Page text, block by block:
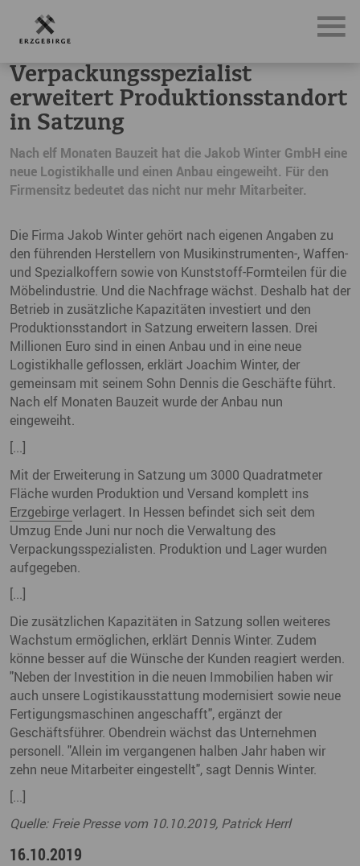
News, Neuigkeiten & Nachrichten aus dem Erzgebirge
Verpackungsspezialist
erweitert Produktionsstandort
in Satzung
Nach elf Monaten Bauzeit hat die Jakob Winter GmbH eine
neue Logistikhalle und einen Anbau eingeweiht. Für den
Firmensitz bedeutet das nicht nur mehr Mitarbeiter.
Die Firma Jakob Winter gehört nach eigenen Angaben zu
den führenden Herstellern von Musikinstrumenten-, Waffen-
und Spezialkoffern sowie von Kunststoff-Formteilen für die
Möbelindustrie. Und die Nachfrage wächst. Deshalb hat der
Betrieb in zusätzliche Kapazitäten investiert und den
Produktionsstandort in Satzung erweitern lassen. Drei
Millionen Euro sind in einen Anbau und in eine neue
Logistikhalle geflossen, erklärt Joachim Winter, der
gemeinsam mit seinem Sohn Dennis die Geschäfte führt.
Nach elf Monaten Bauzeit wurde der Anbau nun
eingeweiht.
[...]
Mit der Erweiterung in Satzung um 3000 Quadratmeter
Fläche wurden Produktion und Versand komplett ins
Erzgebirgeverlagert. In Hessen befindet sich seit dem
Umzug Ende Juni nur noch die Verwaltung des
Verpackungsspezialisten. Produktion und Lager wurden
aufgegeben.
[...]
Die zusätzlichen Kapazitäten in Satzung sollen weiteres
Wachstum ermöglichen, erklärt Dennis Winter. Zudem
könne besser auf die Wünsche der Kunden reagiert werden.
"Neben der Investition in die neuen Immobilien haben wir
auch unsere Logistikausstattung modernisiert sowie neue
Fertigungsmaschinen angeschafft", ergänzt der
Geschäftsführer. Obendrein wächst das Unternehmen
personell. "Allein im vergangenen halben Jahr haben wir
zehn neue Mitarbeiter eingestellt", sagt Dennis Winter.
[...]
Quelle: Freie Presse vom 10.10.2019, Patrick Herrl
16.10.2019